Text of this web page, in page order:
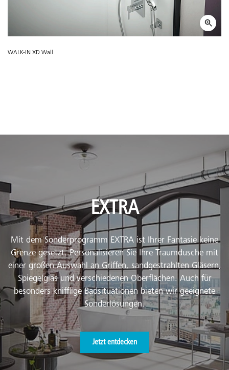
WALK-IN XD Wall
EXTRA
Mit dem Sonderprogramm EXTRA ist Ihrer Fantasie keine
Grenze gesetzt. Personalisieren Sie Ihre Traumdusche mit
einer großen Auswahl an Griffen, sandgestrahlten Gläsern,
Spiegelglas und verschiedenen Oberflächen. Auch für
besonders knifflige Badsituationen bieten wir geeignete
Sonderlösungen.
Jetzt entdecken